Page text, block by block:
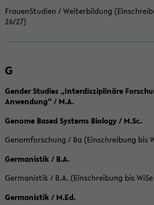
FrauenStudien / Weiterbildung
26/27)
G
Gender Studies „Interdisziplinäre
Anwendung“ / M.A.
Genome Based Systems Biology / M.Sc.
Genomforschung / Ba (Einschreibung bis
Germanistik / B.A.
Germanistik / B.A. (Einschreibung bis
Germanistik / M.Ed.